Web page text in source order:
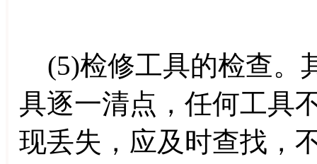
(5)检修工具的检查。
具逐一清点，任何工具
现丢失，应及时查找，